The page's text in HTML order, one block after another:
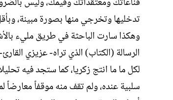
تدخليها وتخرجي منها بصورة مبينة،
وهكذا سارت الباحثة في طريق مليء
الرسالة (الكتاب) الذي تراه- عزيزي
لكل ما ما انتج زكريا، كما ستجد فيه
سلبية عنده، ولم تقف منه موقفاً معارضاً